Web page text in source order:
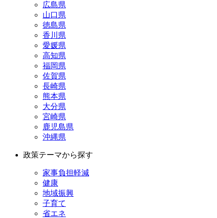
広島県
山口県
徳島県
香川県
愛媛県
高知県
福岡県
佐賀県
長崎県
熊本県
大分県
宮崎県
鹿児島県
沖縄県
政策テーマから探す
家事負担軽減
健康
地域振興
子育て
省エネ